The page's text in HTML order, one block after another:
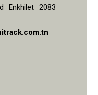
Enkhilet 2083